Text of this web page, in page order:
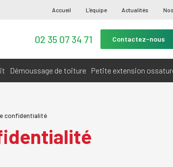
Accueil L'équipe Actualités
02 35 07 34 71 Contactez-nous
Démoussage de toiture Petite extension
confidentialité